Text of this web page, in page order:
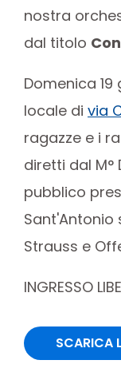
nostra
dal titolo
Domenica 19
locale di via
ragazze e i
diretti dal M°
pubblico
Sant'Antonio
Strauss e
INGRESSO
SCARICA